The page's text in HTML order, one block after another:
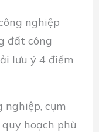
nghiệp
đất công
lưu ý 4 điểm
cụm
hoạch phù